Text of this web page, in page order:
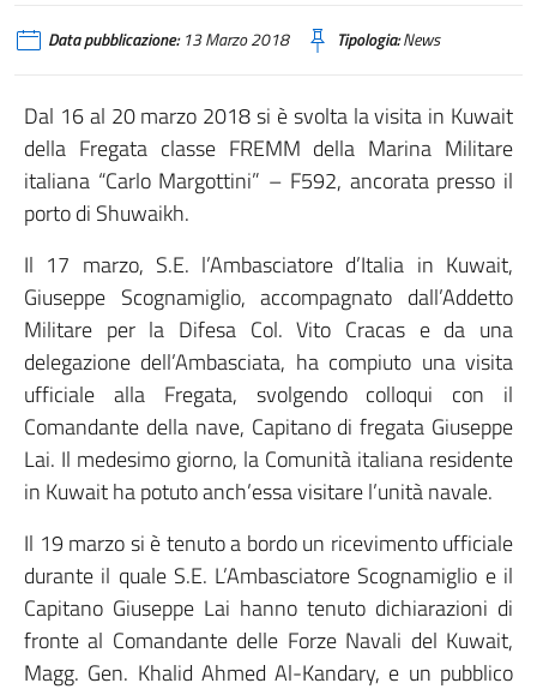
Data pubblicazione:13 Marzo 2018 Tipologia:News
Dal 16 al 20 marzo 2018 si è svolta la visita in Kuwait
della Fregata classe FREMM della Marina Militare
italiana “Carlo Margottini” – F592, ancorata presso il
porto di Shuwaikh.
Il 17 marzo, S.E. l’Ambasciatore d’Italia in Kuwait,
Giuseppe Scognamiglio, accompagnato dall’Addetto
Militare per la Difesa Col. Vito Cracas e da una
delegazione dell’Ambasciata, ha compiuto una visita
ufficiale alla Fregata, svolgendo colloqui con il
Comandante della nave, Capitano di fregata Giuseppe
Lai. Il medesimo giorno, la Comunità italiana residente
in Kuwait ha potuto anch’essa visitare l’unità navale.
Il 19 marzo si è tenuto a bordo un ricevimento ufficiale
durante il quale S.E. L’Ambasciatore Scognamiglio e il
Capitano Giuseppe Lai hanno tenuto dichiarazioni di
fronte al Comandante delle Forze Navali del Kuwait,
Magg. Gen. Khalid Ahmed Al-Kandary, e un pubblico